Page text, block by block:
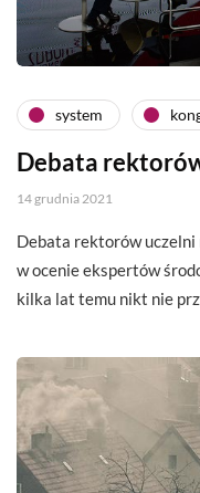
system
Debata
14 grudnia 2021
Debata rektorów uczelni
w ocenie ekspertów
kilka lat temu nikt nie